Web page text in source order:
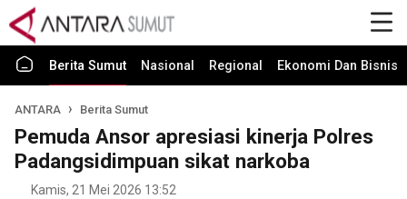
Berita Sumut Nasional Regional Ekonomi Dan Bisnis
ANTARA Berita Sumut
Pemuda Ansor apresiasi kinerja Polres
Padangsidimpuan sikat narkoba
Kamis, 21 Mei 2026 13:52